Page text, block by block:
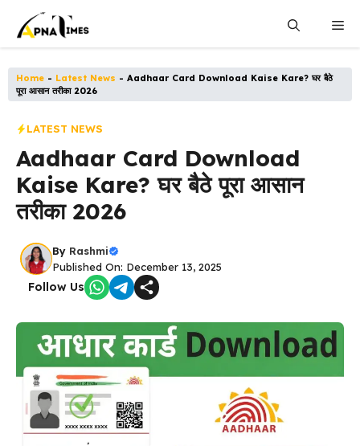
content
Home - Latest News - Aadhaar Card Download Kaise Kare? घर बैठे
पूरा आसान तरीका 2026
LATEST NEWS
Aadhaar Card Download
Kaise Kare? घर बैठे पूरा आसान
तरीका 2026
By Rashmi
Published On: December 13, 2025
Follow Us